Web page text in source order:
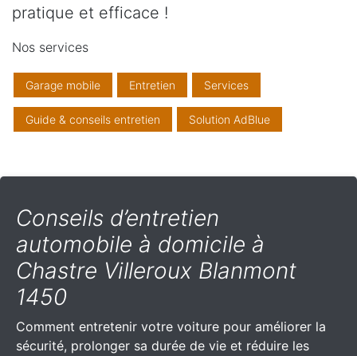
pratique et efficace !
Nos services
Garage mobile Entretien Services
Guide & conseils entretien Solution AdBlue
Conseils d’entretien
automobile à domicile à
Chastre Villeroux Blanmont
1450
Comment entretenir votre voiture pour améliorer la
sécurité, prolonger sa durée de vie et réduire les